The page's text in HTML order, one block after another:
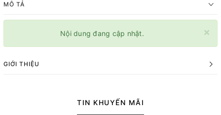
MÔ TẢ
×
Nội dung đang cập nhật.
GIỚI THIỆU
TIN KHUYẾN MÃI